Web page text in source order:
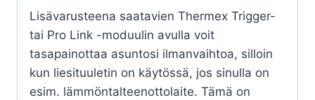
Lisävarusteena saatavien Thermex Trigger-
tai Pro Link -moduulin avulla voit
tasapainottaa asuntosi ilmanvaihtoa, silloin
kun liesituuletin on käytössä, jos sinulla on
esim. lämmöntalteenottolaite. Tämä on